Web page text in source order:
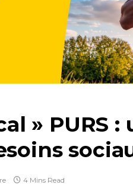
» PURS
4 Mins Read